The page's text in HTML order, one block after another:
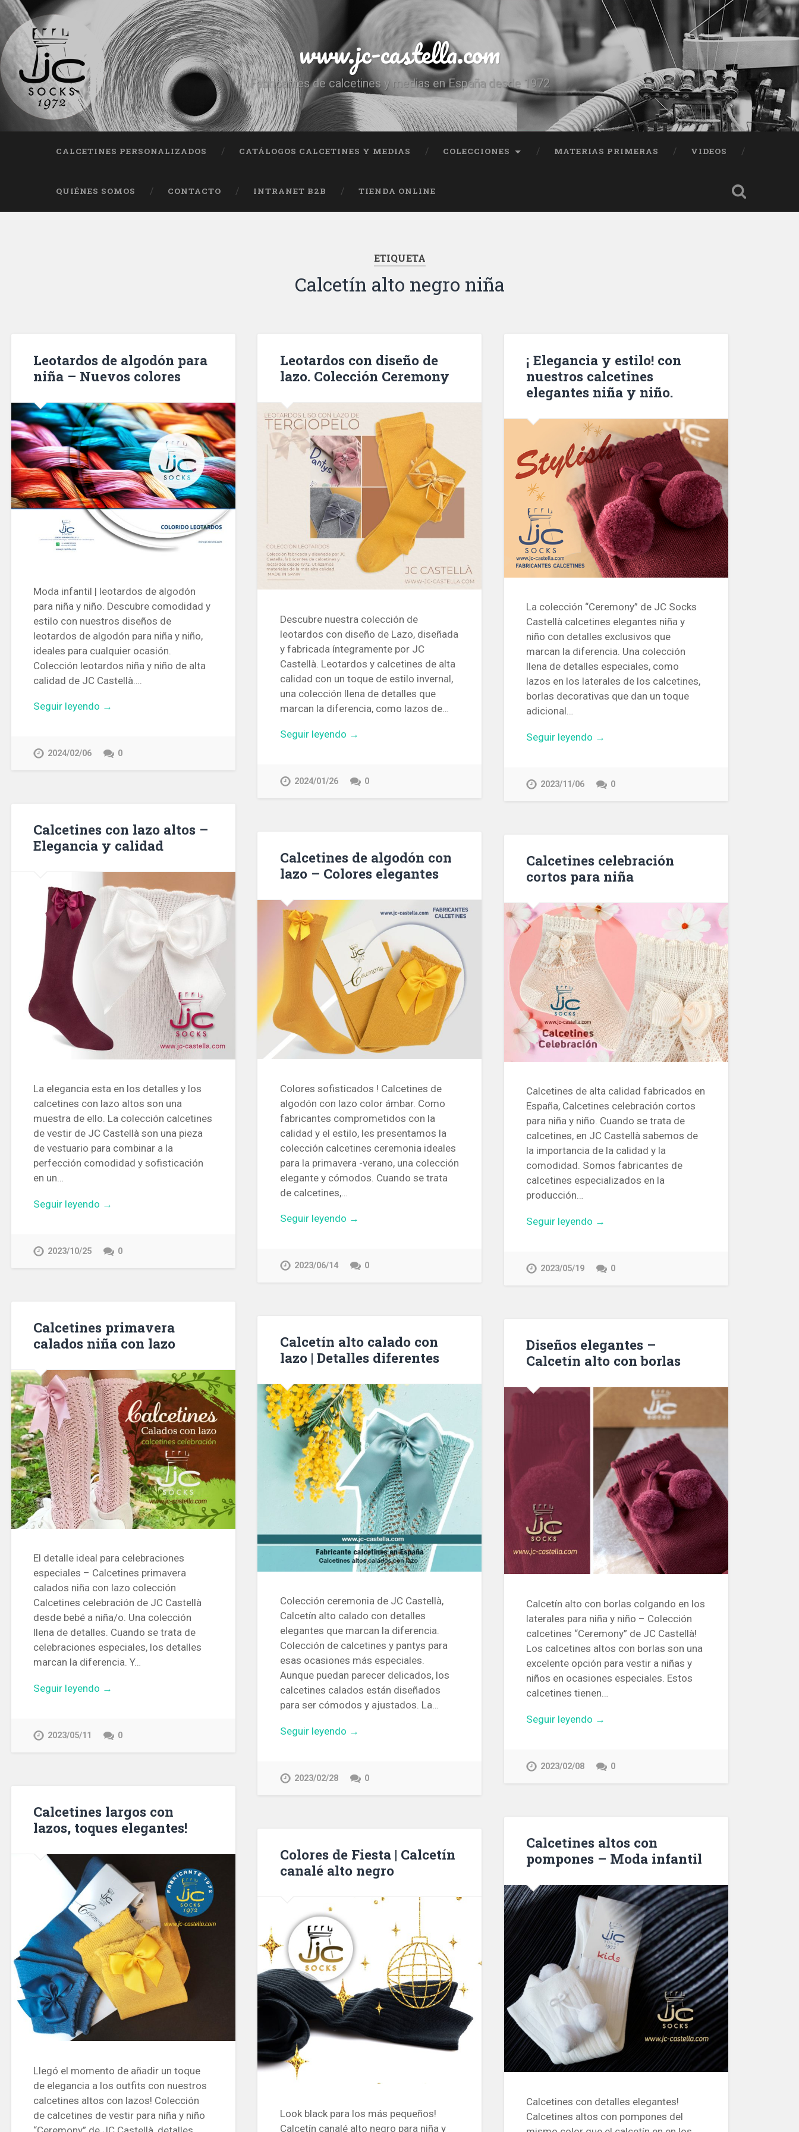
www.jc-castella.com
Fabricantes de calcetines y medias en España desde 1972
CALCETINES PERSONALIZADOS CATÁLOGOS CALCETINES Y MEDIAS COLECCIONES MATERIAS PRIMERAS VIDEOS
QUIÉNES SOMOS CONTACTO INTRANET B2B TIENDA ONLINE
ETIQUETA
Calcetín alto negro niña
Leotardos de algodón para
niña – Nuevos colores
Moda infantil | leotardos de algodón
para niña y niño. Descubre comodidad y
estilo con nuestros diseños de
leotardos de algodón para niña y niño,
ideales para cualquier ocasión.
Colección leotardos niña y niño de alta
calidad de JC Castellà….
Seguir leyendo →
2024/02/06 0
Leotardos con diseño de
lazo. Colección Ceremony
Descubre nuestra colección de
leotardos con diseño de Lazo, diseñada
y fabricada íntegramente por JC
Castellà. Leotardos y calcetines de alta
calidad con un toque de estilo invernal,
una colección llena de detalles que
marcan la diferencia, como lazos de…
Seguir leyendo →
2024/01/26 0
¡ Elegancia y estilo! con
nuestros calcetines
elegantes niña y niño.
La colección “Ceremony” de JC Socks
Castellà calcetines elegantes niña y
niño con detalles exclusivos que
marcan la diferencia. Una colección
llena de detalles especiales, como
lazos en los laterales de los calcetines,
borlas decorativas que dan un toque
adicional…
Seguir leyendo →
2023/11/06 0
Calcetines con lazo altos –
Elegancia y calidad
La elegancia esta en los detalles y los
calcetines con lazo altos son una
muestra de ello. La colección calcetines
de vestir de JC Castellà son una pieza
de vestuario para combinar a la
perfección comodidad y sofisticación
en un…
Seguir leyendo →
2023/10/25 0
Calcetines de algodón con
lazo – Colores elegantes
Colores sofisticados ! Calcetines de
algodón con lazo color ámbar. Como
fabricantes comprometidos con la
calidad y el estilo, les presentamos la
colección calcetines ceremonia ideales
para la primavera -verano, una colección
elegante y cómodos. Cuando se trata
de calcetines,…
Seguir leyendo →
2023/06/14 0
Calcetines celebración
cortos para niña
Calcetines de alta calidad fabricados en
España, Calcetines celebración cortos
para niña y niño. Cuando se trata de
calcetines, en JC Castellà sabemos de
la importancia de la calidad y la
comodidad. Somos fabricantes de
calcetines especializados en la
producción…
Seguir leyendo →
2023/05/19 0
Calcetines primavera
calados niña con lazo
El detalle ideal para celebraciones
especiales – Calcetines primavera
calados niña con lazo colección
Calcetines celebración de JC Castellà
desde bebé a niña/o. Una colección
llena de detalles. Cuando se trata de
celebraciones especiales, los detalles
marcan la diferencia. Y…
Seguir leyendo →
2023/05/11 0
Calcetín alto calado con
lazo | Detalles diferentes
Colección ceremonia de JC Castellà,
Calcetín alto calado con detalles
elegantes que marcan la diferencia.
Colección de calcetines y pantys para
esas ocasiones más especiales.
Aunque puedan parecer delicados, los
calcetines calados están diseñados
para ser cómodos y ajustados. La…
Seguir leyendo →
2023/02/28 0
Diseños elegantes –
Calcetín alto con borlas
Calcetín alto con borlas colgando en los
laterales para niña y niño – Colección
calcetines “Ceremony” de JC Castellà!
Los calcetines altos con borlas son una
excelente opción para vestir a niñas y
niños en ocasiones especiales. Estos
calcetines tienen…
Seguir leyendo →
2023/02/08 0
Calcetines largos con
lazos, toques elegantes!
Llegó el momento de añadir un toque
de elegancia a los outfits con nuestros
calcetines altos con lazos! Colección
de calcetines de vestir para niña y niño
Calcetines altos con
pompones – Moda infantil
Calcetines con detalles elegantes!
Calcetines altos con pompones del
Colores de Fiesta | Calcetín
canalé alto negro
Look black para los más pequeños!
Calcetín canalé alto negro para niña y